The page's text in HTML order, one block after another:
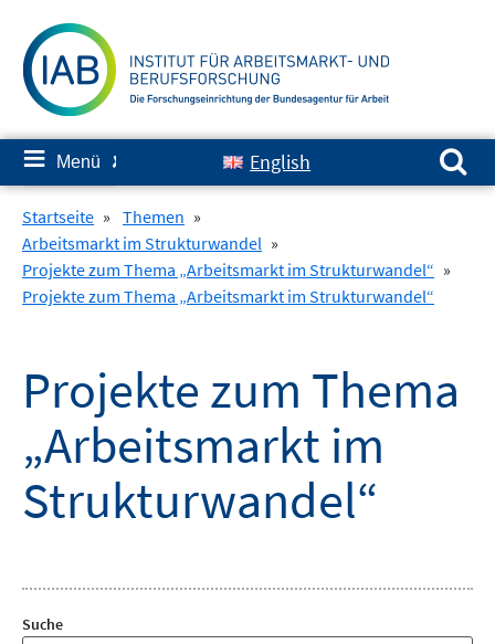
zum
Inhalt
≡ Menü ✘ English
Suchen nach:
Startseite » Themen »
Arbeitsmarkt im Strukturwandel »
Projekte zum Thema „Arbeitsmarkt im Strukturwandel“ »
Projekte zum Thema „Arbeitsmarkt im Strukturwandel“
Projekte zum Thema
„Arbeitsmarkt im
Strukturwandel“
Suche